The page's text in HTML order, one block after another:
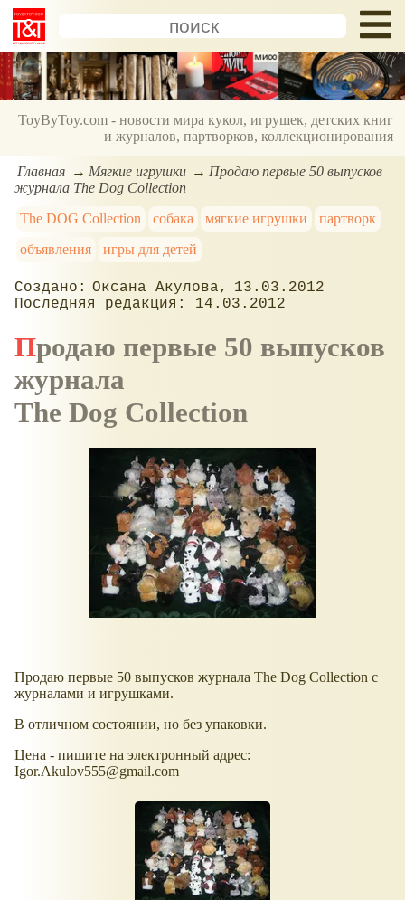
ToyByToy.com - новости мира кукол, игрушек, детских книг
и журналов, партворков, коллекционирования
Главная Мягкие игрушки
Продаю первые 50 выпусков
журнала The Dog Collection
The DOG Сollection
собака мягкие игрушки
партворк
объявления
игры для детей
Оксана Акулова
13.03.2012
14.03.2012
Продаю первые 50 выпусков
журнала
The Dog Collection
Продаю первые 50 выпусков журнала The Dog Collection с
журналами и игрушками.
В отличном состоянии, но без упаковки.
Цена - пишите на электронный адрес:
Igor.Akulov555@gmail.com